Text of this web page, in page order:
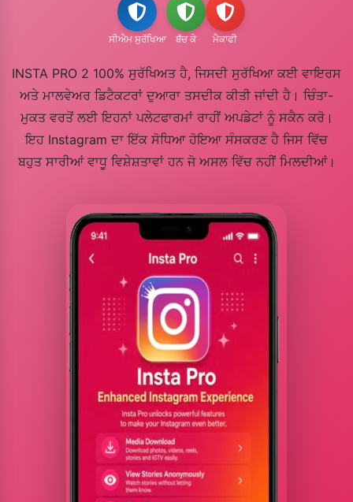
ਸੀਐਮ ਸੁਰੱਖਿਆ ਬਁਚ ਕੇ ਮੈਕਾਫੀ
INSTA PRO 2 100% ਸੁਰੱਖਿਅਤ ਹੈ, ਜਿਸਦੀ ਸੁਰੱਖਿਆ ਕਈ ਵਾਇਰਸ
ਅਤੇ ਮਾਲਵੇਅਰ ਡਿਟੈਕਟਰਾਂ ਦੁਆਰਾ ਤਸਦੀਕ ਕੀਤੀ ਜਾਂਦੀ ਹੈ। ਚਿੰਤਾ-
ਮੁਕਤ ਵਰਤੋਂ ਲਈ ਇਹਨਾਂ ਪਲੇਟਫਾਰਮਾਂ ਰਾਹੀਂ ਅਪਡੇਟਾਂ ਨੂੰ ਸਕੈਨ ਕਰੋ।
ਇਹ Instagram ਦਾ ਇੱਕ ਸੋਧਿਆ ਹੋਇਆ ਸੰਸਕਰਣ ਹੈ ਜਿਸ ਵਿੱਚ
ਬਹੁਤ ਸਾਰੀਆਂ ਵਾਧੂ ਵਿਸ਼ੇਸ਼ਤਾਵਾਂ ਹਨ ਜੋ ਅਸਲ ਵਿੱਚ ਨਹੀਂ ਮਿਲਦੀਆਂ।